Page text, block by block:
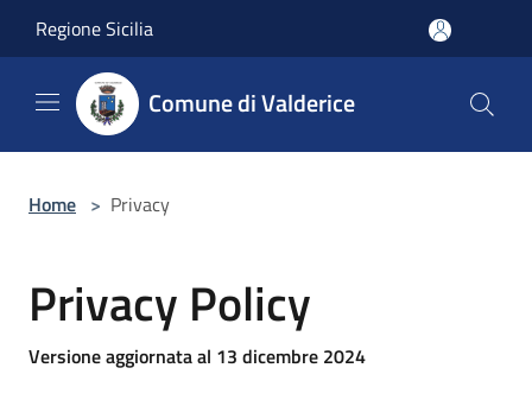
Regione Sicilia
Comune di Valderice
Home > Privacy
Privacy Policy
Versione aggiornata al 13 dicembre 2024